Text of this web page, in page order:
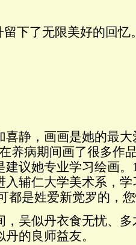
留下了无限美好的回忆
喜静，画画是她的最
养病期间画了很多作
建议她专业学习绘画。
入辅仁大学美术系，
都是姓爱新觉罗的，
，吴似丹衣食无忧、
的良师益友。